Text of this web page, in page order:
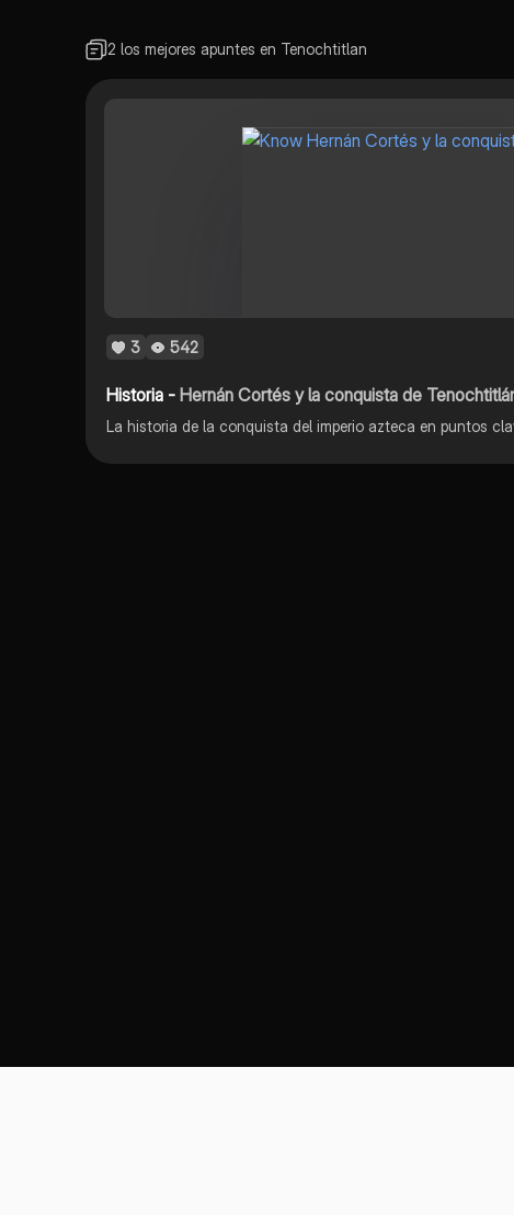
2 los mejores apuntes en Tenochtitlan
3 542
Historia -Hernán Cortés y la conquista de
La historia de la conquista del imperio azteca en puntos